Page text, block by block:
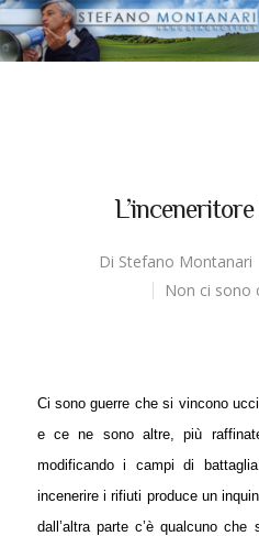
Di Stefano Montanari
Non ci sono
Ci sono guerre che si vincono
e ce ne sono altre, più
modificando i campi di
incenerire i rifiuti produce un
dall’altra parte c’è qualcuno